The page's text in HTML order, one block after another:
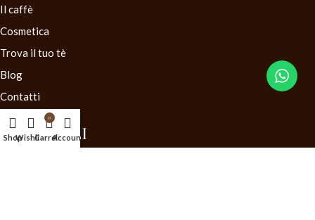
Il caffè
Cosmetica
Trova il tuo tè
Blog
Contatti
LINK UTILI
ShopWishlist
0
CarrelloAccount